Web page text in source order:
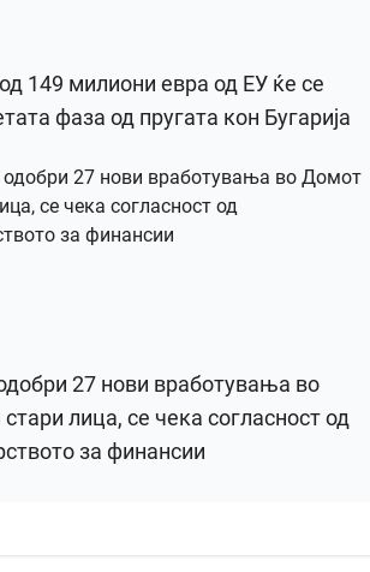
149 милиони евра од ЕУ ќе се
фаза од пругата кон Бугарија
27 нови вработувања во
лица, се чека согласност од
за финансии